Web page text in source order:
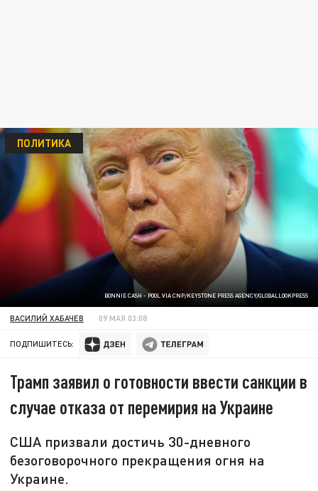
BONNIE CASH - POOL VIA CNP/KEYSTONE PRESS AGENCY/GLOBALLOOKPRESS
ПОЛИТИКА
ВАСИЛИЙ ХАБАЧЕВ 09 МАЯ 03:08
ПОДПИШИТЕСЬ:
Трамп заявил о готовности ввести санкции в
случае отказа от перемирия на Украине
США призвали достичь 30-дневного
безоговорочного прекращения огня на
Украине.